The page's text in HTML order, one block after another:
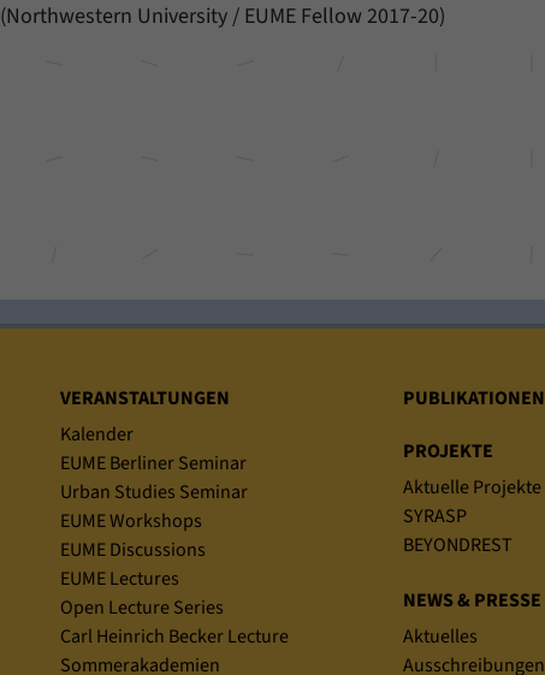
(Northwestern University / EUME Fellow 2017-20)
VERANSTALTUNGEN
Kalender
EUME Berliner Seminar
Urban Studies Seminar
EUME Workshops
EUME Discussions
EUME Lectures
Open Lecture Series
Carl Heinrich Becker Lecture
Sommerakademien
PUBLIKATIONEN
PROJEKTE
Aktuelle Projekte
SYRASP
BEYONDREST
NEWS & PRESSE
Aktuelles
Ausschreibungen